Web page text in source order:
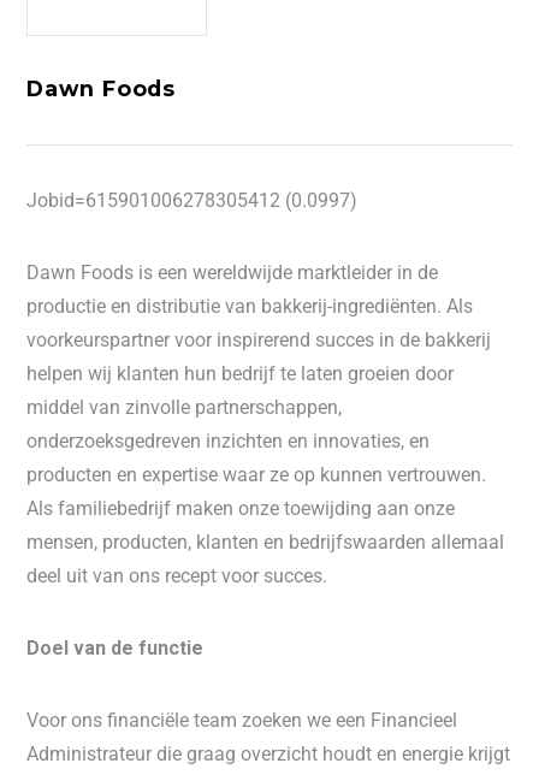
Dawn Foods
Jobid=615901006278305412 (0.0997)
Dawn Foods is een wereldwijde marktleider in de
productie en distributie van bakkerij-ingrediënten. Als
voorkeurspartner voor inspirerend succes in de bakkerij
helpen wij klanten hun bedrijf te laten groeien door
middel van zinvolle partnerschappen,
onderzoeksgedreven inzichten en innovaties, en
producten en expertise waar ze op kunnen vertrouwen.
Als familiebedrijf maken onze toewijding aan onze
mensen, producten, klanten en bedrijfswaarden allemaal
deel uit van ons recept voor succes.
Doel van de functie
Voor ons financiële team zoeken we een Financieel
Administrateur die graag overzicht houdt en energie krijgt